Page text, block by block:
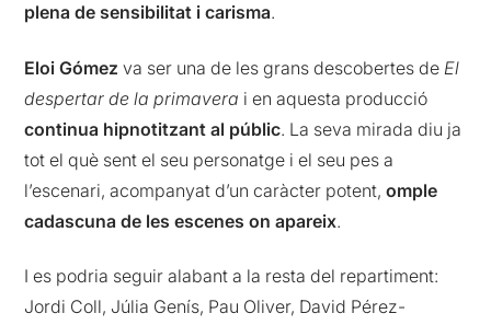
plena de sensibilitat i carisma.
Eloi Gómez va ser una de les grans descobertes de El
despertar de la primavera i en aquesta producció
continua hipnotitzant al públic. La seva mirada diu ja
tot el què sent el seu personatge i el seu pes a
l’escenari, acompanyat d’un caràcter potent,omple
cadascuna de les escenes on apareix.
I es podria seguir alabant a la resta del repartiment:
Jordi Coll, Júlia Genís, Pau Oliver, David Pérez-